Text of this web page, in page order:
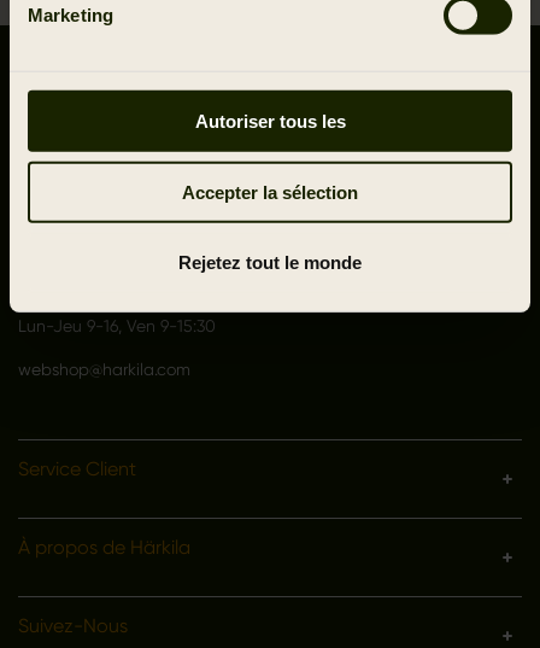
Marketing
Autoriser tous les
Accepter la sélection
Rejetez tout le monde
Outfit International A/S
DK 2670 Greve
Lun-Jeu 9-16, Ven 9-15:30
webshop@harkila.com
Service Client
À propos de Härkila
Suivez-Nous